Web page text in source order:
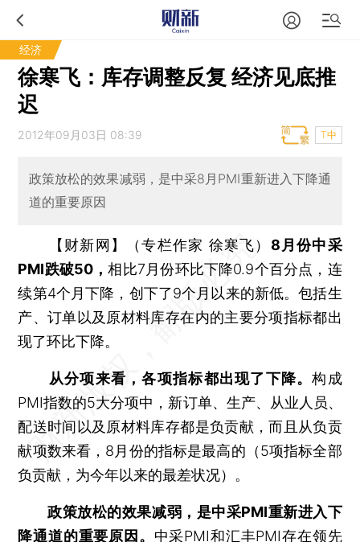
经济
徐寒飞：库存调整反复 经济见底推
迟
2012年09月03日 08:39 T中
政策放松的效果减弱，是中采8月PMI重新进入下降通
道的重要原因
【财新网】（专栏作家 徐寒飞） 8月份中采
PMI跌破50，相比7月份环比下降0.9个百分点，连
续第4个月下降，创下了9个月以来的新低。包括生
产、订单以及原材料库存在内的主要分项指标都出
现了环比下降。
从分项来看，各项指标都出现了下降。构成
PMI指数的5大分项中，新订单、生产、从业人员、
配送时间以及原材料库存都是负贡献，而且从负贡
献项数来看，8月份的指标是最高的（5项指标全部
负贡献，为今年以来的最差状况）。
政策放松的效果减弱，是中采PMI重新进入下
降通道的重要原因。 中采PMI和汇丰PMI存在领先